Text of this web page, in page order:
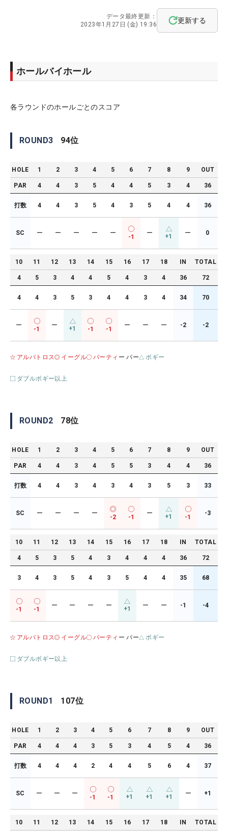
データ最終更新：
2023年1月27日 (金) 19:36
更新する
ホールバイホール
各ラウンドのホールごとのスコア
ROUND3 94位
HOLE 1 2 3 4 5 6 7 8 9 OUT
PAR 4 4 3 5 4 4 5 3 4 36
打数 4 4 3 5 4 3 5 4 4 36
SC ー ー ー ー ー
-1
ー +1 ー 0
10 11 12 13 14 15 16 17 18 IN TOTAL
4 5 3 4 4 5 4 3 4 36 72
4 4 3 5 3 4 4 3 4 34 70
ー
-1
ー +1 -1 -1
ー ー ー -2 -2
アルバトロス イーグル バーティ ー パー ボギー
ダブルボギー以上
ROUND2 78位
HOLE 1 2 3 4 5 6 7 8 9 OUT
PAR 4 4 3 4 5 5 3 4 4 36
打数 4 4 3 4 3 4 3 5 3 33
SC ー ー ー ー
-2 -1
ー +1 -1
-3
10 11 12 13 14 15 16 17 18 IN TOTAL
4 5 3 5 4 3 4 4 4 36 72
3 4 3 5 4 3 5 4 4 35 68
-1 -1
ー ー ー ー +1 ー ー -1 -4
アルバトロス イーグル バーティ ー パー ボギー
ダブルボギー以上
ROUND1 107位
HOLE 1 2 3 4 5 6 7 8 9 OUT
PAR 4 4 4 3 5 3 4 5 4 36
打数 4 4 4 2 4 4 5 6 4 37
SC ー ー ー
-1 -1 +1 +1 +1 ー +1
10 11 12 13 14 15 16 17 18 IN TOTAL